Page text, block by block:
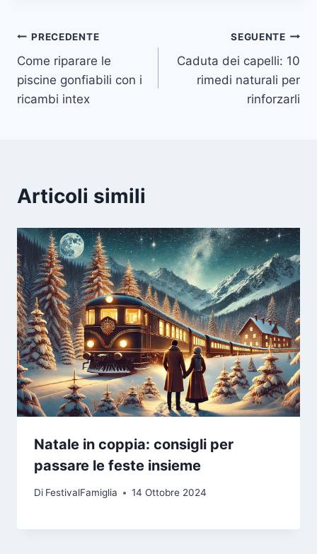
Navigazione
articoli
PRECEDENTE
Come riparare le
piscine gonfiabili con i
ricambi intex
SEGUENTE
Caduta dei capelli: 10
rimedi naturali per
rinforzarli
Articoli simili
Natale in coppia: consigli per
passare le feste insieme
Di FestivalFamiglia 14 Ottobre 2024